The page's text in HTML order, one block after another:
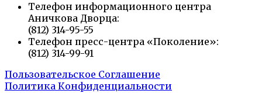
Телефон информационного центра
Аничкова Дворца:
(812) 314-95-55
Телефон пресс-центра «Поколение»:
(812) 314-99-91
Пользовательское Соглашение
Политика Конфиденциальности